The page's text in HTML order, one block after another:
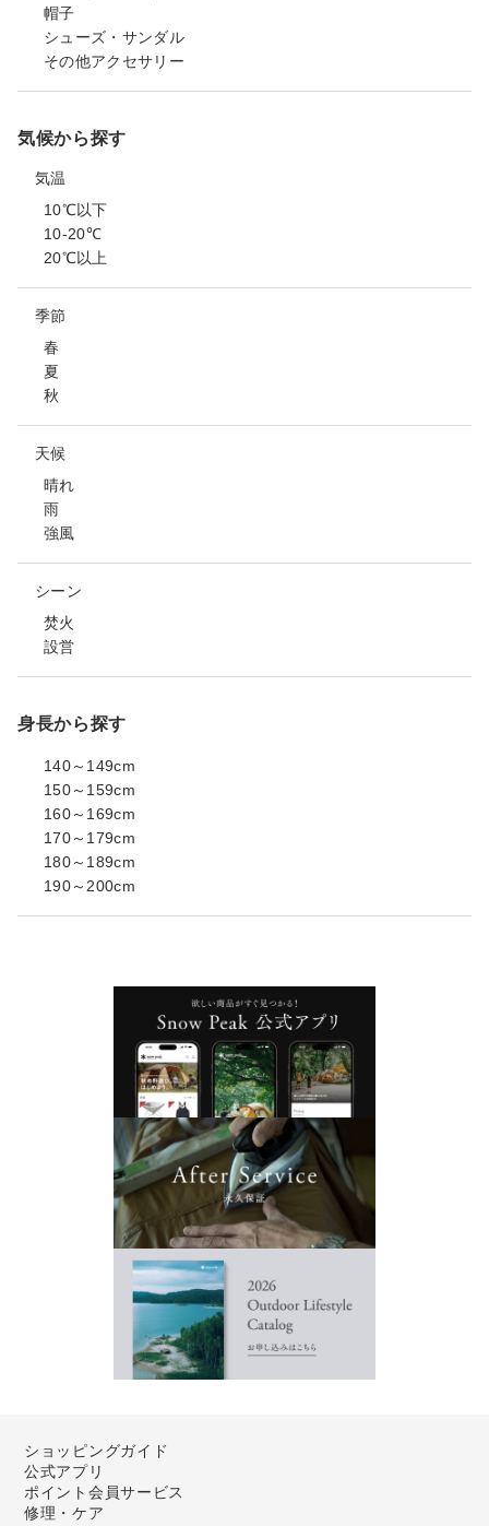
帽子
シューズ・サンダル
その他アクセサリー
気候から探す
気温
10℃以下
10-20℃
20℃以上
季節
春
夏
秋
天候
晴れ
雨
強風
シーン
焚火
設営
身長から探す
140～149cm
150～159cm
160～169cm
170～179cm
180～189cm
190～200cm
ショッピングガイド
公式アプリ
ポイント会員サービス
修理・ケア